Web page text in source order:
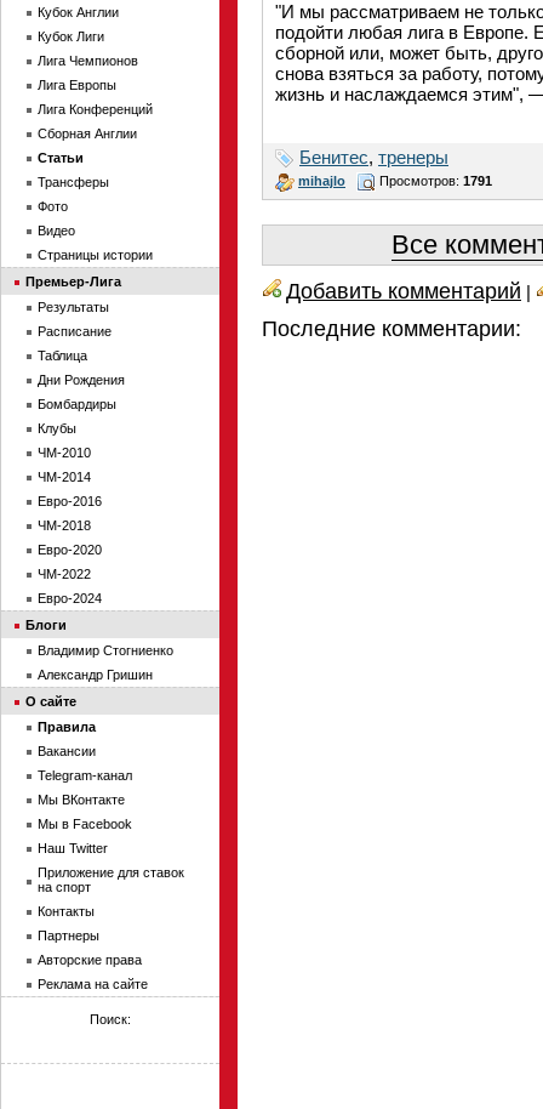
"И мы рассматриваем не
подойти любая лига в Европе.
сборной или, может быть,
снова взяться за работу,
жизнь и наслаждаемся этим",
Бенитес, тренеры
mihajlo Просмотров: 1791
Все
Добавить комментарий |
Последние комментарии:
Кубок Англии
Кубок Лиги
Лига Чемпионов
Лига Европы
Лига Конференций
Сборная Англии
Статьи
Трансферы
Фото
Видео
Страницы истории
Премьер-Лига
Результаты
Расписание
Таблица
Дни Рождения
Бомбардиры
Клубы
ЧМ-2010
ЧМ-2014
Евро-2016
ЧМ-2018
Евро-2020
ЧМ-2022
Евро-2024
Блоги
Владимир Стогниенко
Александр Гришин
О сайте
Правила
Вакансии
Telegram-канал
Мы ВКонтакте
Мы в Facebook
Наш Twitter
Приложение для ставок
на спорт
Контакты
Партнеры
Авторские права
Реклама на сайте
Поиск: